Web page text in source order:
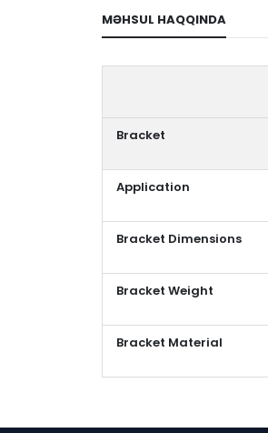
MƏHSUL HAQQINDA
Bracket
Application
Bracket Dimensions
Bracket Weight
Bracket Material